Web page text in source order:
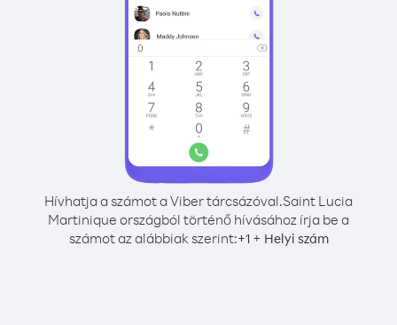
Hívhatja a számot a Viber tárcsázóval.Saint Lucia
Martinique országból történő hívásához írja be a
számot az alábbiak szerint:+1+ Helyi szám